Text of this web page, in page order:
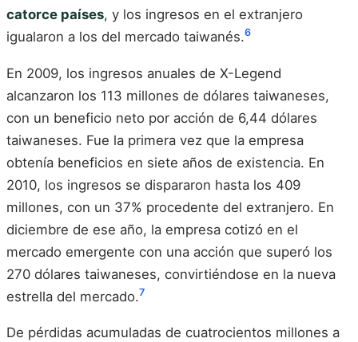
catorce países, y los ingresos en el extranjero
igualaron a los del mercado taiwanés.6
En 2009, los ingresos anuales de X-Legend
alcanzaron los 113 millones de dólares taiwaneses,
con un beneficio neto por acción de 6,44 dólares
taiwaneses. Fue la primera vez que la empresa
obtenía beneficios en siete años de existencia. En
2010, los ingresos se dispararon hasta los 409
millones, con un 37% procedente del extranjero. En
diciembre de ese año, la empresa cotizó en el
mercado emergente con una acción que superó los
270 dólares taiwaneses, convirtiéndose en la nueva
estrella del mercado.7
De pérdidas acumuladas de cuatrocientos millones a